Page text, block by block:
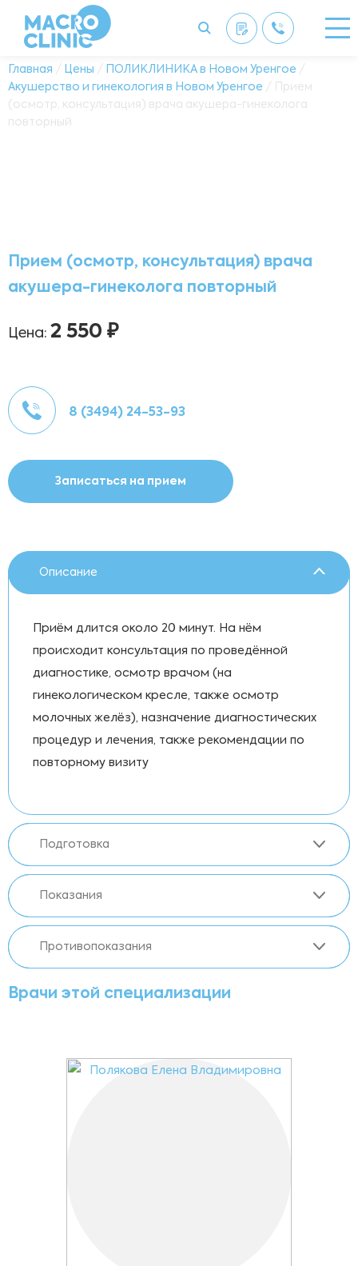
Главная / Цены / ПОЛИКЛИНИКА в Новом Уренгое /
Акушерство и гинекология в Новом Уренгое / Прием
(осмотр, консультация) врача акушера-гинеколога
повторный
Прием (осмотр, консультация) врача
акушера-гинеколога повторный
Цена: 2 550 ₽
8 (3494) 24-53-93
Записаться на прием
Описание
Приём длится около 20 минут. На нём
происходит консультация по проведённой
диагностике, осмотр врачом (на
гинекологическом кресле, также осмотр
молочных желёз), назначение диагностических
процедур и лечения, также рекомендации по
повторному визиту
Подготовка
Показания
Противопоказания
Врачи этой специализации